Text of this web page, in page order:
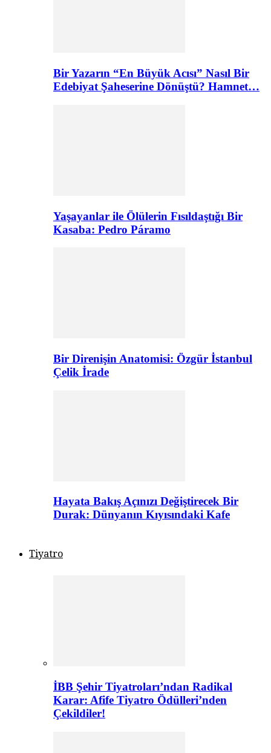
Bir Yazarın “En Büyük Acısı” Nasıl Bir
Edebiyat Şaheserine Dönüştü? Hamnet…
Yaşayanlar ile Ölülerin Fısıldaştığı Bir
Kasaba: Pedro Páramo
Bir Direnişin Anatomisi: Özgür İstanbul
Çelik İrade
Hayata Bakış Açınızı Değiştirecek Bir
Durak: Dünyanın Kıyısındaki Kafe
Tiyatro
İBB Şehir Tiyatroları’ndan Radikal
Karar: Afife Tiyatro Ödülleri’nden
Çekildiler!